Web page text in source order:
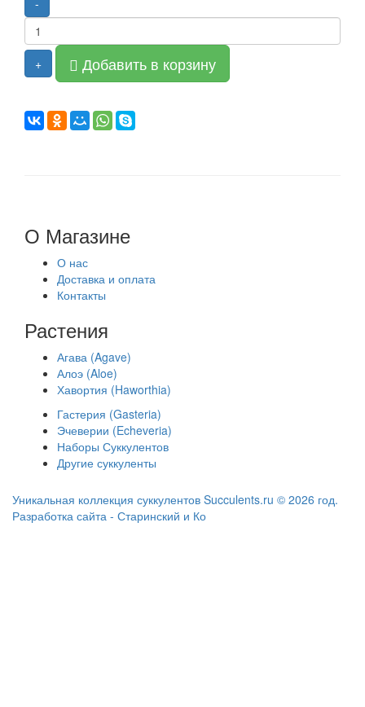
+ Добавить в корзину
О Магазине
О нас
Доставка и оплата
Контакты
Растения
Агава (Agave)
Алоэ (Aloe)
Хавортия (Haworthia)
Гастерия (Gasteria)
Эчеверии (Echeveria)
Наборы Суккулентов
Другие суккуленты
Уникальная коллекция суккулентов Succulents.ru © 2026 год.
Разработка сайта - Старинский и Ко